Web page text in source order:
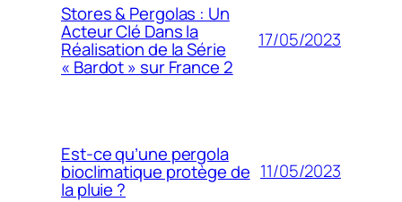
Stores & Pergolas : Un
Acteur Clé Dans la
Réalisation de la Série
« Bardot » sur France 2
17/05/2023
Est-ce qu’une pergola
bioclimatique protège de
la pluie ?
11/05/2023